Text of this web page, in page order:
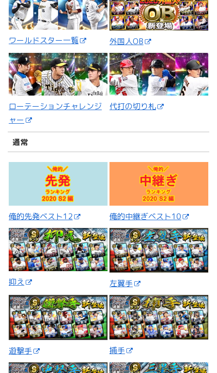
ワールドスター一覧 外国人OB
ローテーションチャレンジ
ャー
代打の切り札
通常
俺的先発ベスト12 俺的中継ぎベスト10
抑え 左翼手
遊撃手 捕手